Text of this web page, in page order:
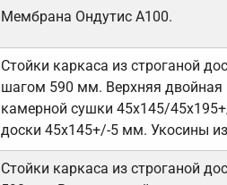
Мембрана Ондутис А100.
Стойки каркаса из строганой
шагом 590 мм. Верхняя двойная
камерной сушки 45х145/
доски 45х145+/-5 мм. Укосины
Стойки каркаса из строганой